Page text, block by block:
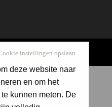
instellingen opslaan
deze website naar
en om het
kunnen meten. De
voor elke
België.